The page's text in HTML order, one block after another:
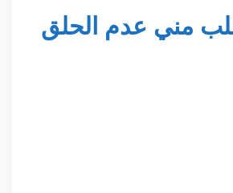
مني عدم الحلق